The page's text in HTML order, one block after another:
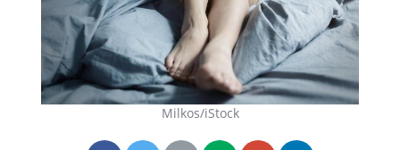
Milkos/iStock